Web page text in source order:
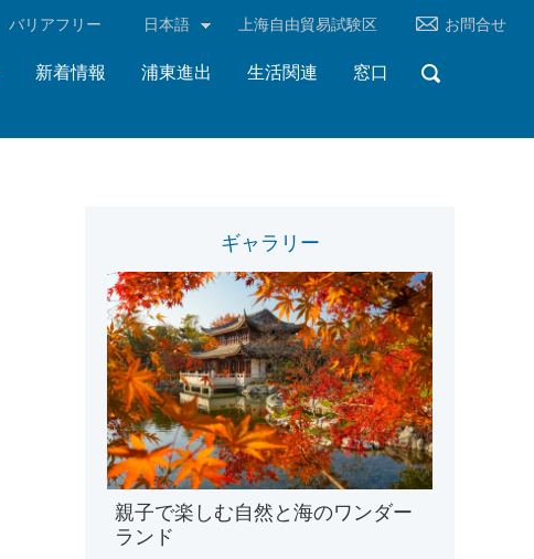
‌バリアフリー 日本語 上海自由貿易試験区 お問合せ
新着情報 浦東進出 生活関連 窓口
ギャラリー
親子で楽しむ自然と海のワンダー
ランド